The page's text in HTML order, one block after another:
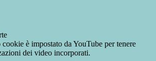
cookie è impostato da YouTube per tenere
dei video incorporati.